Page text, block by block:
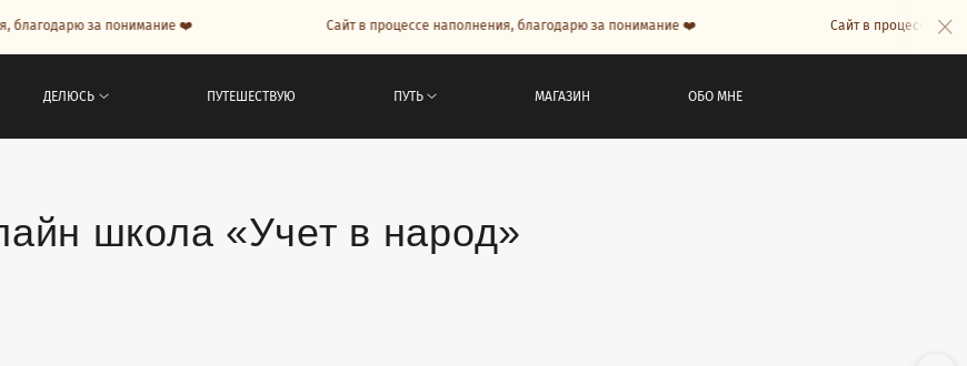
ДЕЛЮСЬ ПУТЕШЕСТВУЮ ПУТЬ МАГАЗИН ОБО МНЕ
школа «Учет в народ»
за понимание ❤️ Сайт в процессе наполнения, благодарю за понимание ❤️ Сайт в процессе